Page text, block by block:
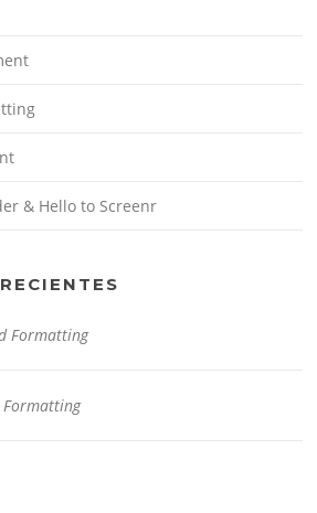
& Hello to Screenr
Formatting
Formatting